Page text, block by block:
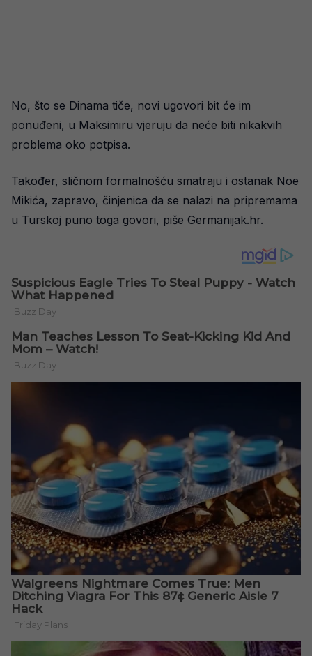
No, što se Dinama tiče, novi ugovori bit će im
ponuđeni, u Maksimiru vjeruju da neće biti nikakvih
problema oko potpisa.
Također, sličnom formalnošću smatraju i ostanak Noe
Mikića, zapravo, činjenica da se nalazi na pripremama
u Turskoj puno toga govori, piše Germanijak.hr.